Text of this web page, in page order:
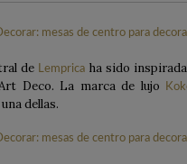
de Lemprica ha sido
Deco. La marca de lujo
dellas.